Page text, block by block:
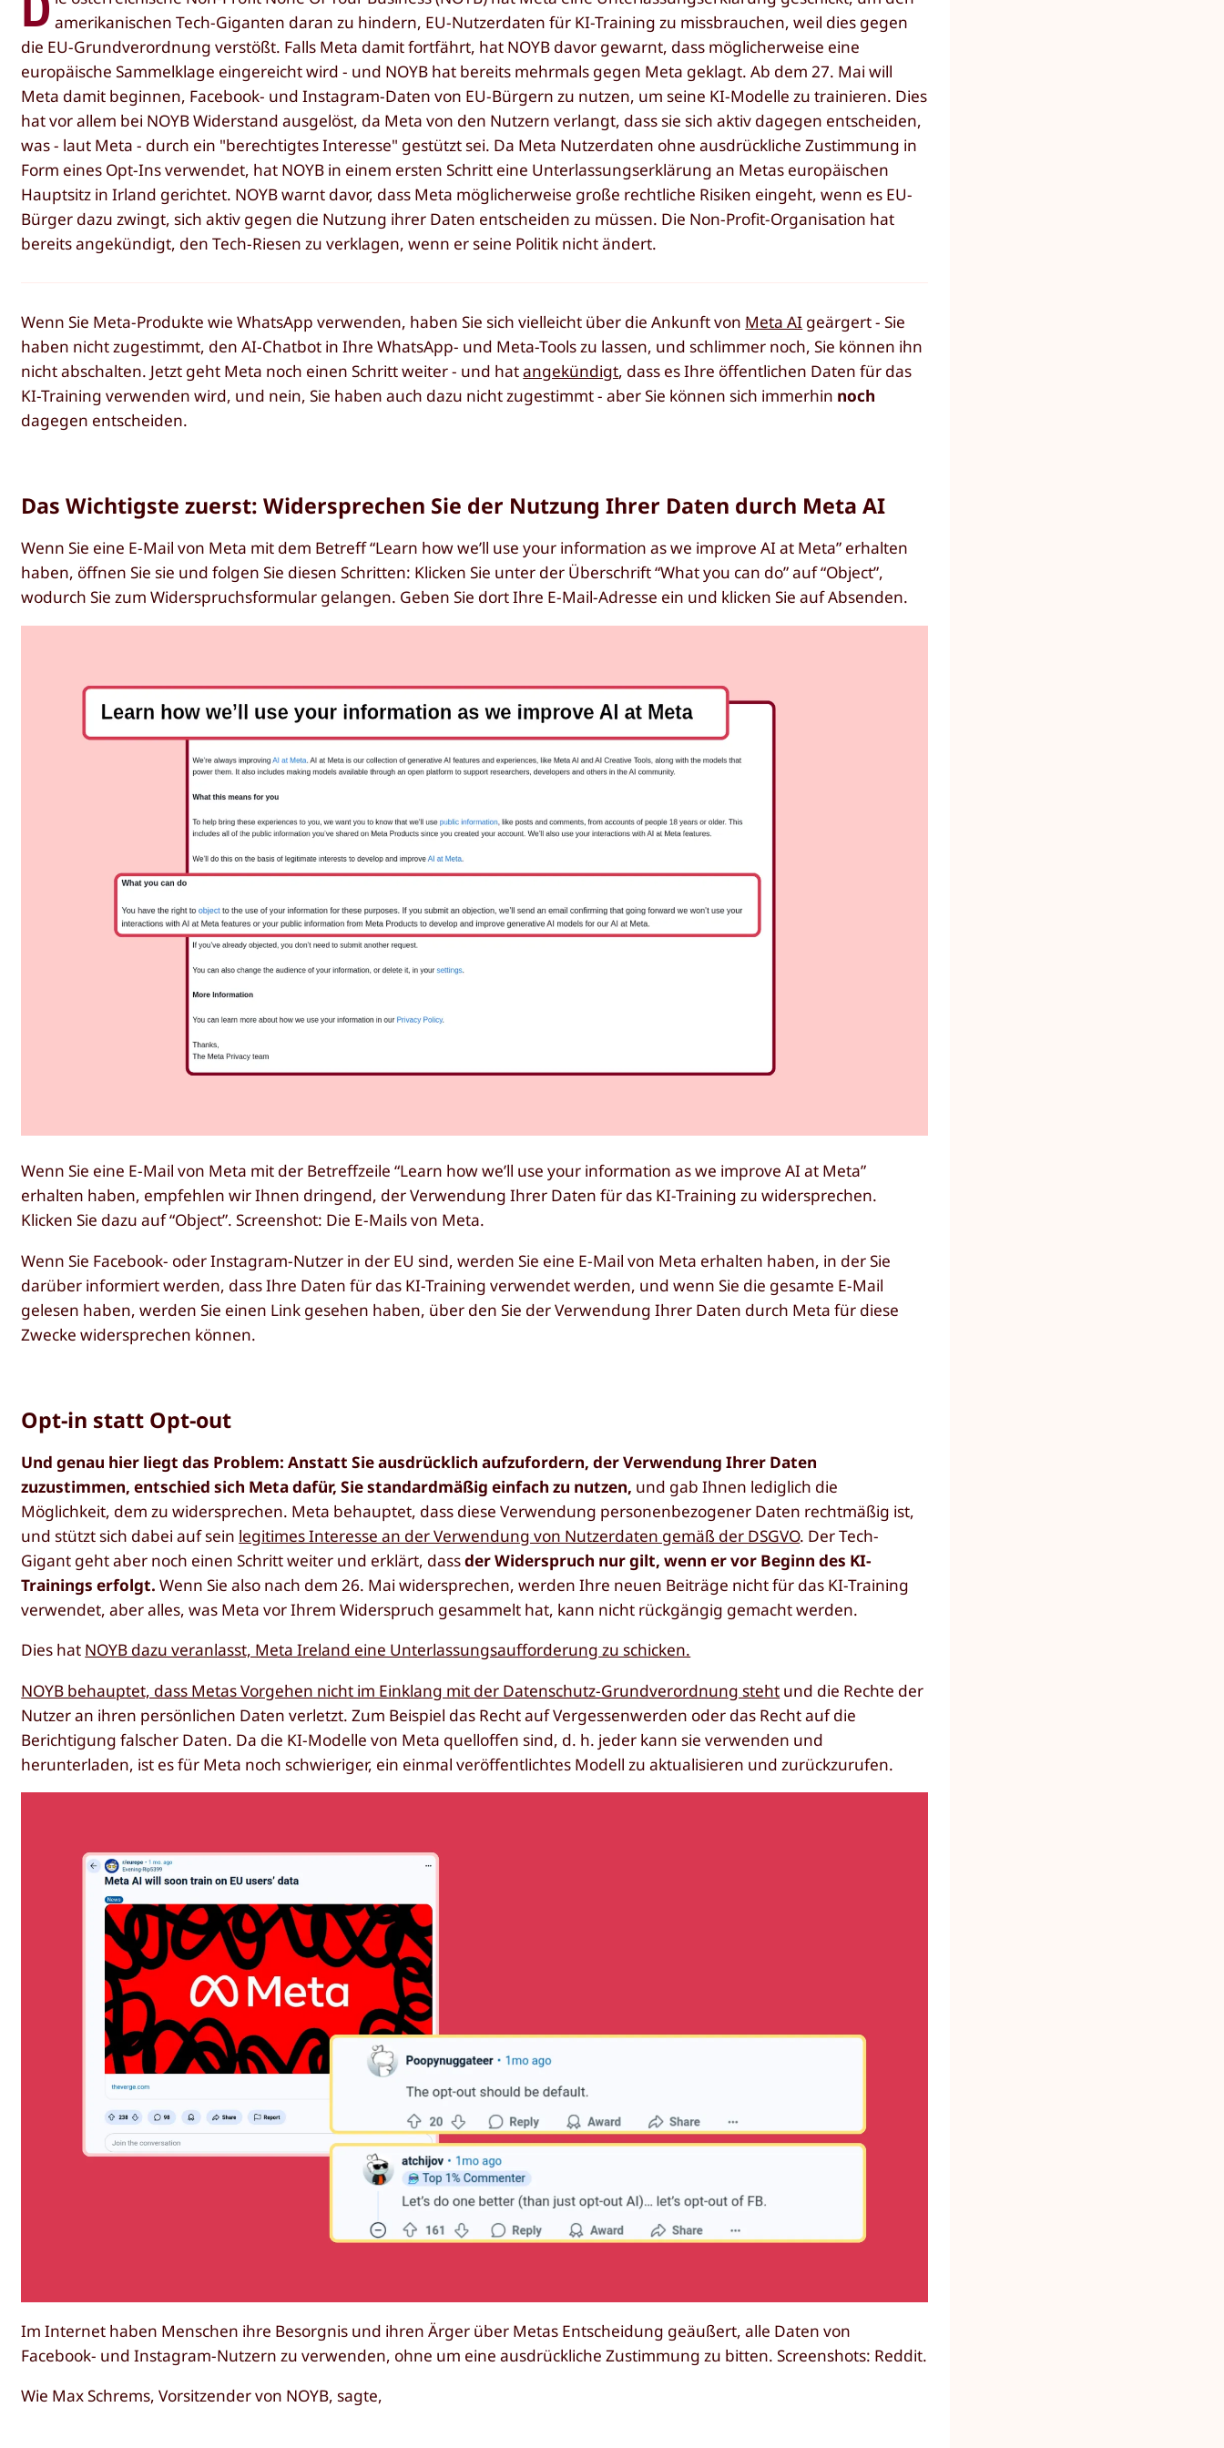
amerikanischen Tech-Giganten daran zu hindern, EU-Nutzerdaten für KI-Training zu missbrauchen, weil dies gegen
die EU-Grundverordnung verstößt. Falls Meta damit fortfährt, hat NOYB davor gewarnt, dass möglicherweise eine
europäische Sammelklage eingereicht wird - und NOYB hat bereits mehrmals gegen Meta geklagt. Ab dem 27. Mai will
Meta damit beginnen, Facebook- und Instagram-Daten von EU-Bürgern zu nutzen, um seine KI-Modelle zu trainieren. Dies
hat vor allem bei NOYB Widerstand ausgelöst, da Meta von den Nutzern verlangt, dass sie sich aktiv dagegen entscheiden,
was - laut Meta - durch ein "berechtigtes Interesse" gestützt sei. Da Meta Nutzerdaten ohne ausdrückliche Zustimmung in
Form eines Opt-Ins verwendet, hat NOYB in einem ersten Schritt eine Unterlassungserklärung an Metas europäischen
Hauptsitz in Irland gerichtet. NOYB warnt davor, dass Meta möglicherweise große rechtliche Risiken eingeht, wenn es EU-
Bürger dazu zwingt, sich aktiv gegen die Nutzung ihrer Daten entscheiden zu müssen. Die Non-Profit-Organisation hat
bereits angekündigt, den Tech-Riesen zu verklagen, wenn er seine Politik nicht ändert.
Wenn Sie Meta-Produkte wie WhatsApp verwenden, haben Sie sich vielleicht über die Ankunft von Meta AI geärgert - Sie
haben nicht zugestimmt, den AI-Chatbot in Ihre WhatsApp- und Meta-Tools zu lassen, und schlimmer noch, Sie können ihn
nicht abschalten. Jetzt geht Meta noch einen Schritt weiter - und hatangekündigt, dass es Ihre öffentlichen Daten für das
KI-Training verwenden wird, und nein, Sie haben auch dazu nicht zugestimmt - aber Sie können sich immerhin noch
dagegen entscheiden.
Das Wichtigste zuerst: Widersprechen Sie der Nutzung Ihrer Daten durch Meta AI
Wenn Sie eine E-Mail von Meta mit dem Betreff “Learn how we’ll use your information as we improve AI at Meta” erhalten
haben, öffnen Sie sie und folgen Sie diesen Schritten: Klicken Sie unter der Überschrift “What you can do” auf “Object”,
wodurch Sie zum Widerspruchsformular gelangen. Geben Sie dort Ihre E-Mail-Adresse ein und klicken Sie auf Absenden.
Wenn Sie eine E-Mail von Meta mit der Betreffzeile “Learn how we’ll use your information as we improve AI at Meta”
erhalten haben, empfehlen wir Ihnen dringend, der Verwendung Ihrer Daten für das KI-Training zu widersprechen.
Klicken Sie dazu auf “Object”. Screenshot: Die E-Mails von Meta.
Wenn Sie Facebook- oder Instagram-Nutzer in der EU sind, werden Sie eine E-Mail von Meta erhalten haben, in der Sie
darüber informiert werden, dass Ihre Daten für das KI-Training verwendet werden, und wenn Sie die gesamte E-Mail
gelesen haben, werden Sie einen Link gesehen haben, über den Sie der Verwendung Ihrer Daten durch Meta für diese
Zwecke widersprechen können.
Opt-in statt Opt-out
Und genau hier liegt das Problem: Anstatt Sie ausdrücklich aufzufordern, der Verwendung Ihrer Daten
zuzustimmen, entschied sich Meta dafür, Sie standardmäßig einfach zu nutzen, und gab Ihnen lediglich die
Möglichkeit, dem zu widersprechen. Meta behauptet, dass diese Verwendung personenbezogener Daten rechtmäßig ist,
und stützt sich dabei auf sein legitimes Interesse an der Verwendung von Nutzerdaten gemäß der DSGVO. Der Tech-
Gigant geht aber noch einen Schritt weiter und erklärt, dassder Widerspruch nur gilt, wenn er vor Beginn des KI-
Trainings erfolgt. Wenn Sie also nach dem 26. Mai widersprechen, werden Ihre neuen Beiträge nicht für das KI-Training
verwendet, aber alles, was Meta vor Ihrem Widerspruch gesammelt hat, kann nicht rückgängig gemacht werden.
Dies hat NOYB dazu veranlasst, Meta Ireland eine Unterlassungsaufforderung zu schicken.
NOYB behauptet, dass Metas Vorgehen nicht im Einklang mit der Datenschutz-Grundverordnung steht und die Rechte der
Nutzer an ihren persönlichen Daten verletzt. Zum Beispiel das Recht auf Vergessenwerden oder das Recht auf die
Berichtigung falscher Daten. Da die KI-Modelle von Meta quelloffen sind, d. h. jeder kann sie verwenden und
herunterladen, ist es für Meta noch schwieriger, ein einmal veröffentlichtes Modell zu aktualisieren und zurückzurufen.
Im Internet haben Menschen ihre Besorgnis und ihren Ärger über Metas Entscheidung geäußert, alle Daten von
Facebook- und Instagram-Nutzern zu verwenden, ohne um eine ausdrückliche Zustimmung zu bitten. Screenshots: Reddit.
Wie Max Schrems, Vorsitzender von NOYB, sagte,